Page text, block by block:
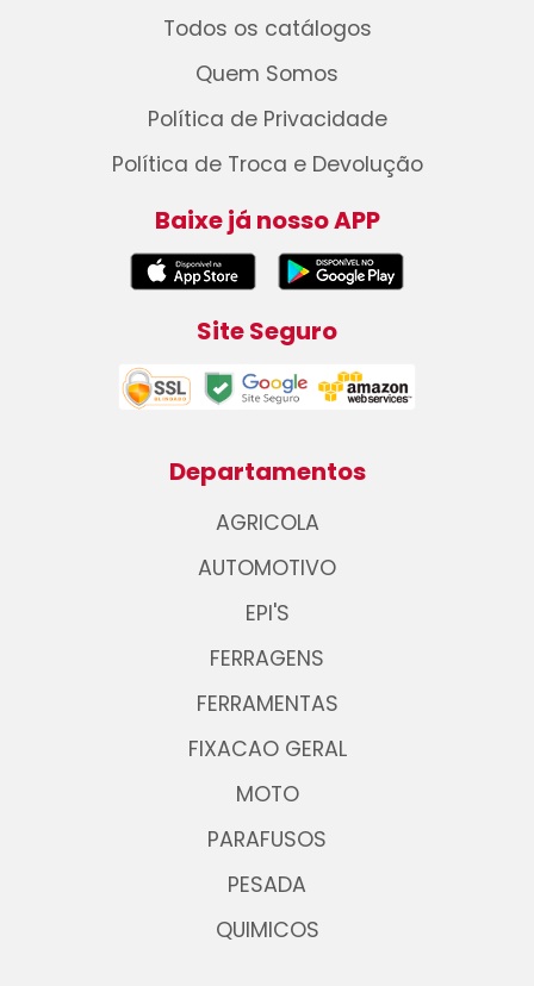
Todos os catálogos
Quem Somos
Política de Privacidade
Política de Troca e Devolução
Baixe já nosso APP
Site Seguro
Departamentos
AGRICOLA
AUTOMOTIVO
EPI'S
FERRAGENS
FERRAMENTAS
FIXACAO GERAL
MOTO
PARAFUSOS
PESADA
QUIMICOS